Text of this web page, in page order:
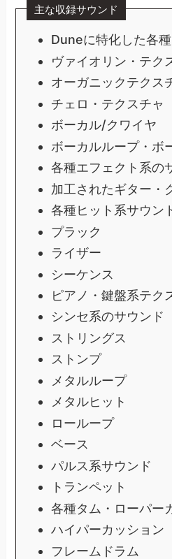
主な収録サウンド
Duneに特化した各
ヴァイオリン・テク
オーガニックテクス
チェロ・テクスチャ
ボーカル/クワイヤ
ボーカルループ・ボ
各種エフェクト系の
加工されたギター・
各種ヒット系サウン
プラック
ライザー
シーケンス
ピアノ・鍵盤系テク
シンセ系のサウンド
ストリングス
ストンプ
メタルループ
メタルヒット
ローループ
ベース
パルス系サウンド
トランペット
各種タム・ローパー
ハイパーカッション
フレームドラム